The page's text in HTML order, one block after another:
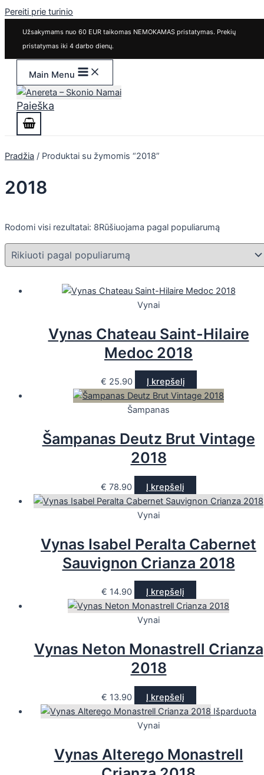
Pereiti prie turinio
Užsakymams nuo 60 EUR taikomas NEMOKAMAS pristatymas. Prekių
pristatymas iki 4 darbo dienų.
Main Menu
Paieška
Pradžia / Produktai su žymomis “2018”
2018
Rodomi visi rezultatai: 8Rūšiuojama pagal populiarumą
Vynai
Vynas Chateau Saint-Hilaire
Medoc 2018
€ 25.90 Į krepšelį
Šampanas
Šampanas Deutz Brut Vintage
2018
€ 78.90 Į krepšelį
Vynai
Vynas Isabel Peralta Cabernet
Sauvignon Crianza 2018
€ 14.90 Į krepšelį
Vynai
Vynas Neton Monastrell Crianza
2018
€ 13.90
Į krepšelį
Išparduota
Vynai
Vynas Alterego Monastrell